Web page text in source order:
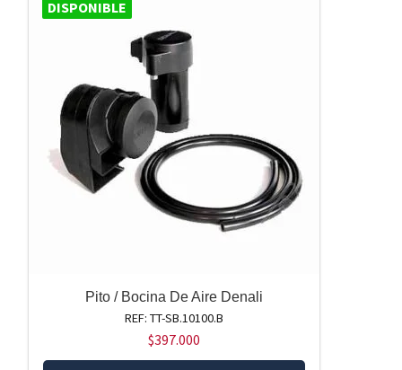
DISPONIBLE
Pito / Bocina De Aire Denali
REF: TT-SB.10100.B
$397.000